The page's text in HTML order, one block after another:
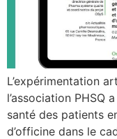
L’expérimentation
l’association PHSQ
santé des patients
d’officine dans le